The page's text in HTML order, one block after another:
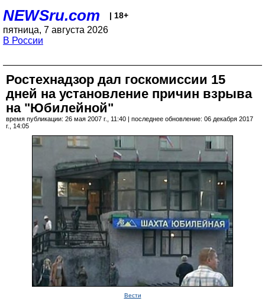
NEWSru.com | 18+
пятница, 7 августа 2026
В России
Ростехнадзор дал госкомиссии 15
дней на установление причин взрыва
на "Юбилейной"
время публикации: 26 мая 2007 г., 11:40 | последнее обновление: 06 декабря 2017
г., 14:05
Вести